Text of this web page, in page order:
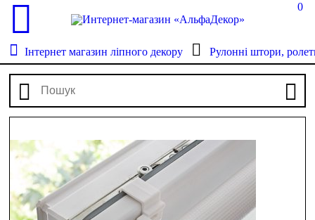
0
Інтернет магазин ліпного декору Рулонні штори,